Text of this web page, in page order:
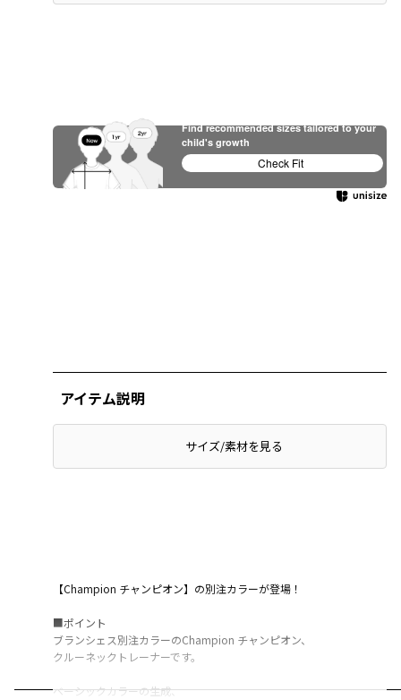
アイテム説明
サイズ/素材を見る
【Champion チャンピオン】の別注カラーが登場！
■ポイント
ブランシェス別注カラーのChampion チャンピオン、
クルーネックトレーナーです。
ベーシックカラーの生成、
Find recommended sizes tailored to your
child's growth
Check Fit